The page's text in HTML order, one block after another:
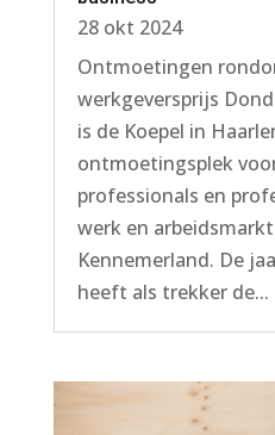
28 okt 2024
Ontmoetingen
werkgeversprijs
is de Koepel in
ontmoetingsplek
professionals en
werk en
Kennemerland. De
heeft als trekker de...